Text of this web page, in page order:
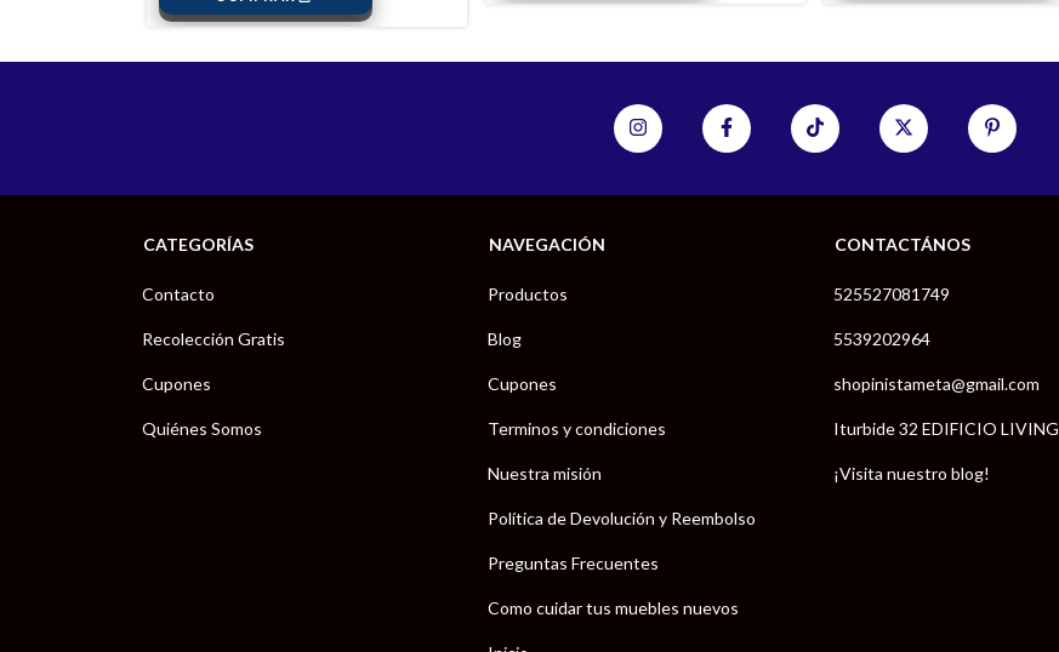
CATEGORÍAS
Contacto
Recolección Gratis
Cupones
Quiénes Somos
NAVEGACIÓN
Productos
Blog
Cupones
Terminos y condiciones
Nuestra misión
Política de Devolución y Reembolso
Preguntas Frecuentes
Como cuidar tus muebles nuevos
CONTACTÁNOS
525527081749
5539202964
shopinistameta@gmail.com
Iturbide 32 EDIFICIO LIVING
¡Visita nuestro blog!